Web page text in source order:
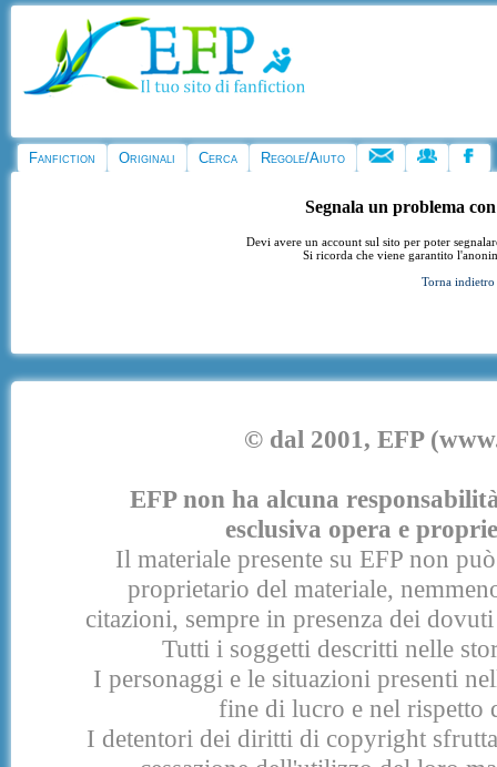
Fanfiction Originali Cerca Regole/Aiuto
Segnala un problema
Devi avere un account sul sito per poter
Si ricorda che viene garantito
Torna indietro
© dal 2001, EFP
EFP non ha alcuna
esclusiva opera e
Il materiale presente su EFP non
proprietario del materiale,
citazioni, sempre in presenza dei
Tutti i soggetti descritti nelle
I personaggi e le situazioni presenti
fine di lucro e nel rispetto
I detentori dei diritti di copyright